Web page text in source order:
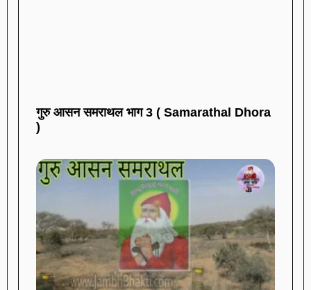
गुरु आसन समराथल भाग 3 ( Samarathal Dhora
)